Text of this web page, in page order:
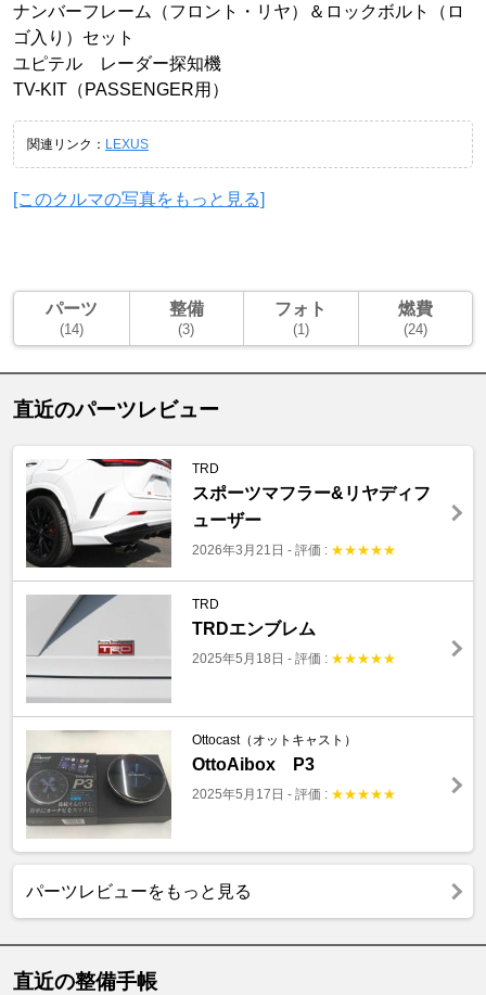
ナンバーフレーム（フロント・リヤ）＆ロックボルト（ロ
ゴ入り）セット
ユピテル レーダー探知機
TV-KIT（PASSENGER用）
関連リンク： LEXUS
[このクルマの写真をもっと見る]
パーツ
(14)
整備
(3)
フォト
(1)
燃費
(24)
直近のパーツレビュー
TRD
スポーツマフラー&リヤディフ
ューザー
2026年3月21日 - 評価 : ★★★★★
TRD
TRDエンブレム
2025年5月18日 - 評価 : ★★★★★
Ottocast（オットキャスト）
OttoAibox P3
2025年5月17日 - 評価 : ★★★★★
パーツレビューをもっと見る
直近の整備手帳